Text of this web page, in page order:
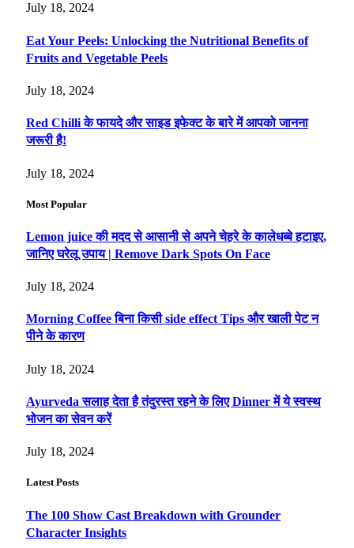
July 18, 2024
Eat Your Peels: Unlocking the Nutritional Benefits of
Fruits and Vegetable Peels
July 18, 2024
Red Chilli के फायदे और साइड इफेक्ट के बारे में आपको जानना
जरूरी है!
July 18, 2024
Most Popular
Lemon juice की मदद से आसानी से अपने चेहरे के कालेधब्बे हटाइए,
जानिए घरेलू उपाय | Remove Dark Spots On Face
July 18, 2024
Morning Coffee बिना किसी side effect Tips और खाली पेट न
पीने के कारण
July 18, 2024
Ayurveda सलाह देता है तंदुरस्त रहने के लिए Dinner में ये स्वस्थ
भोजन का सेवन करें
July 18, 2024
Latest Posts
The 100 Show Cast Breakdown with Grounder
Character Insights